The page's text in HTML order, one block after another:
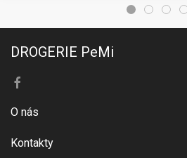
DROGERIE PeMi
O nás
Kontakty